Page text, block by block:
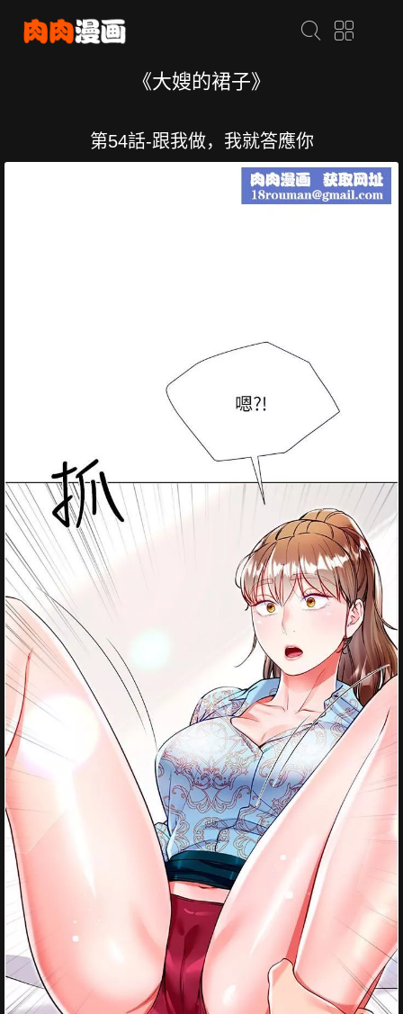
《大嫂的裙子》
第54話-跟我做，我就答應你